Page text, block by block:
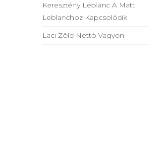
Keresztény Leblanc A Matt
Leblanchoz Kapcsolódik
Laci Zöld Nettó Vagyon